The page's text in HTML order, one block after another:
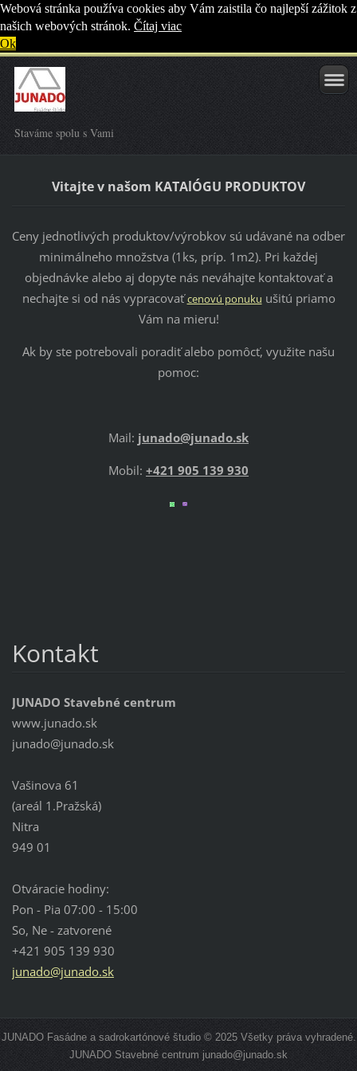
Webová stránka používa cookies aby Vám zaistila čo najlepší zážitok z
našich webových stránok. Čítaj viac
Ok
Staváme spolu s Vami
Vitajte v našom KATAlÓGU PRODUKTOV
Ceny jednotlivých produktov/výrobkov sú udávané na odber
minimálneho množstva (1ks, príp. 1m2). Pri každej
objednávke alebo aj dopyte nás neváhajte kontaktovať a
nechajte si od nás vypracovaťcenovú ponuku ušitú priamo
Vám na mieru!
Ak by ste potrebovali poradiť alebo pomôcť, využite našu
pomoc:
Mail: junado@junado.sk
Mobil: +421 905 139 930
Kontakt
JUNADO Stavebné centrum
www.junado.sk
junado@junado.sk
Vašinova 61
(areál 1.Pražská)
Nitra
949 01
Otváracie hodiny:
Pon - Pia 07:00 - 15:00
So, Ne - zatvorené
+421 905 139 930
junado@junado.sk
JUNADO Fasádne a sadrokartónové študio © 2025 Všetky práva vyhradené.
JUNADO Stavebné centrum junado@junado.sk